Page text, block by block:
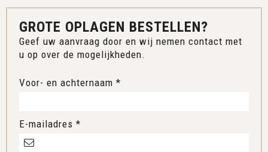
GROTE OPLAGEN BESTELLEN?
Geef uw aanvraag door en wij nemen contact met
u op over de mogelijkheden.
Voor- en achternaam *
E-mailadres *